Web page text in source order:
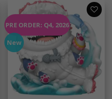
PRE ORDER: Q4, 2026
New
Add to
wishlist